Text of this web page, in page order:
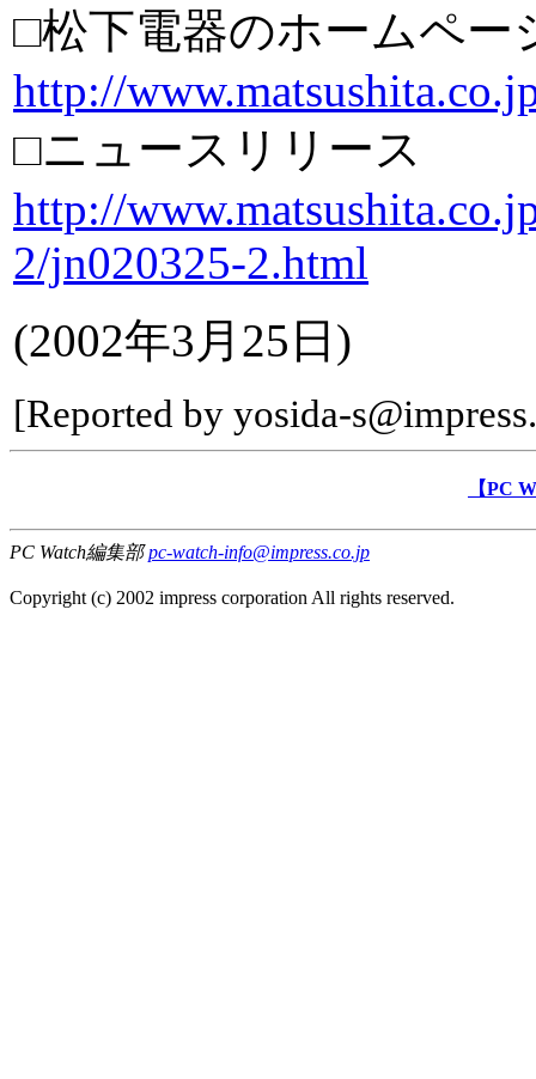
□松下電器のホームペー
http://
□ニュースリリース
http://
2/jn020325-2.html
(2002年3月25日)
[Reported by yosida-
【PC
PC Watch編集部pc-watch-info@impress.co.jp
Copyright (c) 2002 impress corporation All rights reserved.